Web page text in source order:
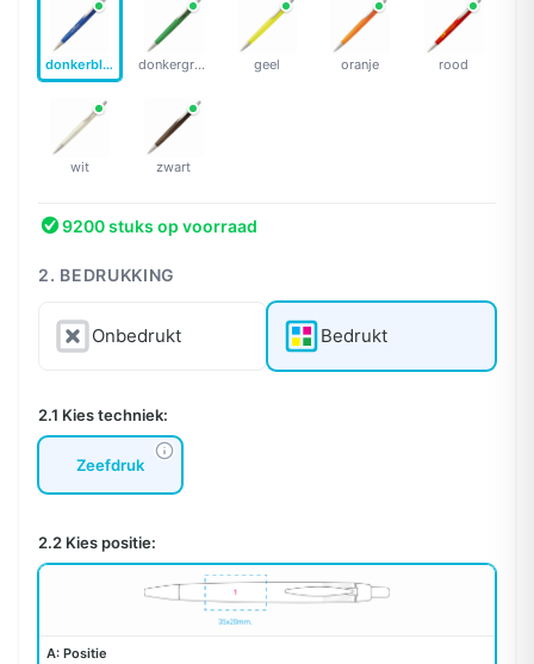
donkerblauw donkergroen geel oranje rood
wit zwart
9200 stuks op voorraad
2. BEDRUKKING
Onbedrukt Bedrukt
2.1 Kies techniek:
Zeefdruk
2.2 Kies positie:
A: Positie